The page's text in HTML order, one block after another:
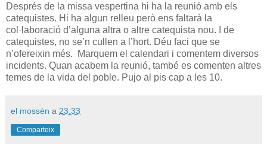
Després de la missa vespertina hi ha la reunió amb els
catequistes. Hi ha algun relleu però ens faltarà la
col·laboració d’alguna altra o altre catequista nou. I de
catequistes, no se’n cullen a l’hort. Déu faci que se
n’ofereixin més. Marquem el calendari i comentem diversos
incidents. Quan acabem la reunió, també es comenten altres
temes de la vida del poble. Pujo al pis cap a les 10.
el mossèn a 23:33
Comparteix